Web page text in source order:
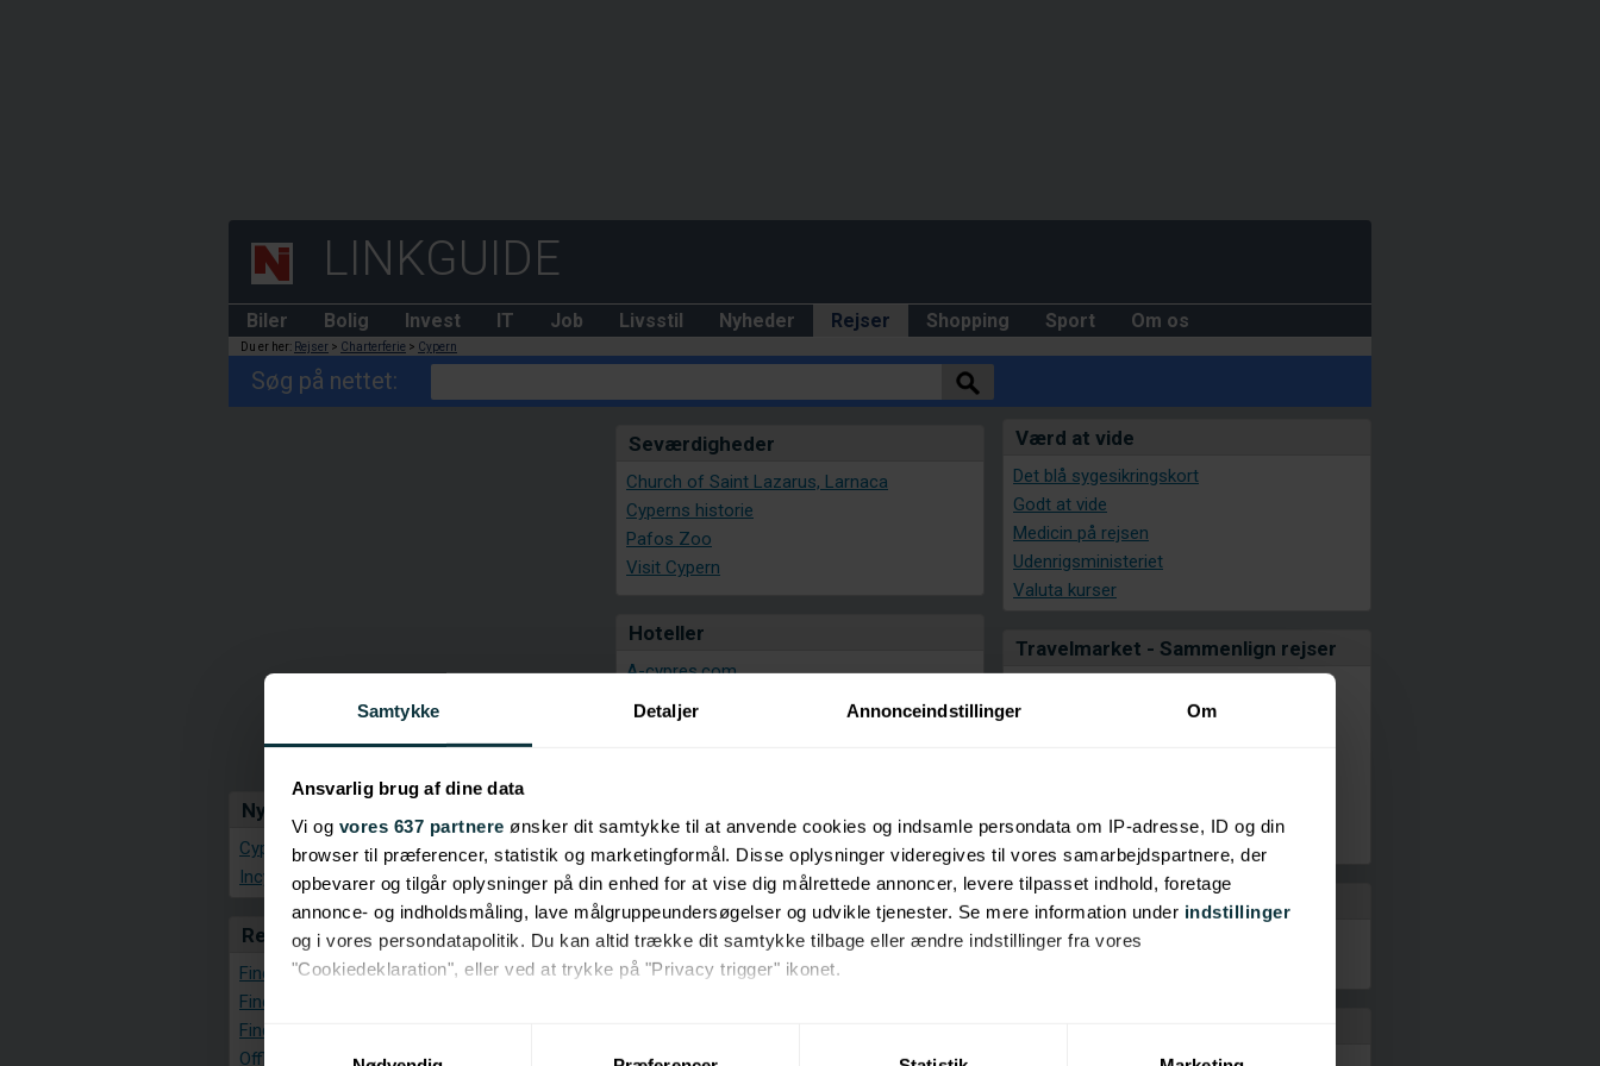
Samtykke Detaljer Annonceindstillinger Om
Ansvarlig brug af dine data
Vi og vores 637 partnere ønsker dit samtykke til at anvende cookies og indsamle persondata om IP-adresse, ID og din
browser til præferencer, statistik og marketingformål. Disse oplysninger videregives til vores samarbejdspartnere, der
opbevarer og tilgår oplysninger på din enhed for at vise dig målrettede annoncer, levere tilpasset indhold, foretage
annonce- og indholdsmåling, lave målgruppeundersøgelser og udvikle tjenester. Se mere information under indstillinger
og i vores persondatapolitik. Du kan altid trække dit samtykke tilbage eller ændre indstillinger fra vores
"Cookiedeklaration", eller ved at trykke på "Privacy trigger" ikonet.
Indsamle præcise oplysninger om din placering, der kan være nøjagtig inden for få meter
Samtykkevalg
LINKGUIDE
Biler Bolig Invest IT Job Livsstil Nyheder Rejser Shopping Sport Om os
Du er her: Rejser > Charterferie > Cypern
Søg på nettet:
Nyheder
Cypres-mail.com
Incypres.com
Rejse Apps
Find hæveautomat
Find nærmeste hotspot
Find steder
Offline kort
Seværdigheder
Church of Saint Lazarus, Larnaca
Cyperns historie
Pafos Zoo
Visit Cypern
Hoteller
A-cypres.com
Bookcypres: Hotel søgemaskine
Capital Coast
Hotelscombined: Cypern
Pricerunner
PriceRunner - Rejsekufferter
Rejseforsikring
Værd at vide
Det blå sygesikringskort
Godt at vide
Medicin på rejsen
Udenrigsministeriet
Valuta kurser
Travelmarket - Sammenlign rejser
All Inclusive
Vejret
Temperaturer: Cypern